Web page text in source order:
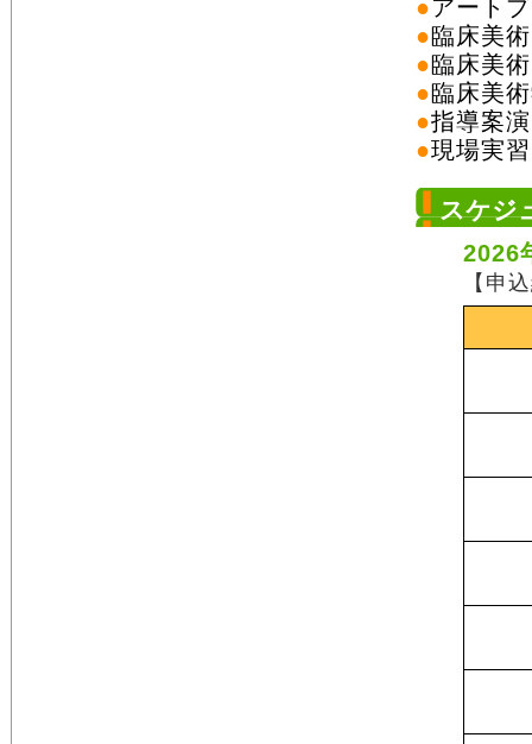
●アート
●臨床美
●臨床美
●臨床美
●指導案
●現場実習
スケジ
【申